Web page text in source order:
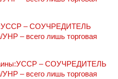
– СОУЧРЕДИТЕЛЬ
– всего лишь торговая
– СОУЧРЕДИТЕЛЬ
– всего лишь торговая